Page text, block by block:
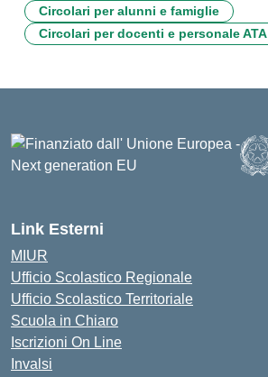
Circolari per alunni e famiglie
Circolari per docenti e personale ATA
Link Esterni
MIUR
Ufficio Scolastico Regionale
Ufficio Scolastico Territoriale
Scuola in Chiaro
Iscrizioni On Line
Invalsi